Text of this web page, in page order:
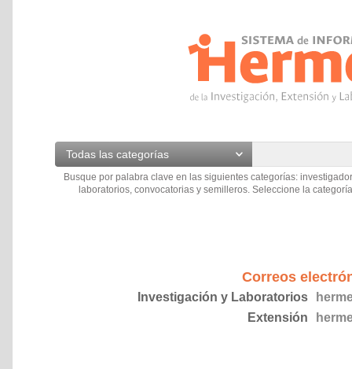
Todas las categorías
Busque por palabra clave en las siguientes categorías:
laboratorios, convocatorias y semilleros. Seleccione la
Correos
Investigación y Laboratorios
Extensión